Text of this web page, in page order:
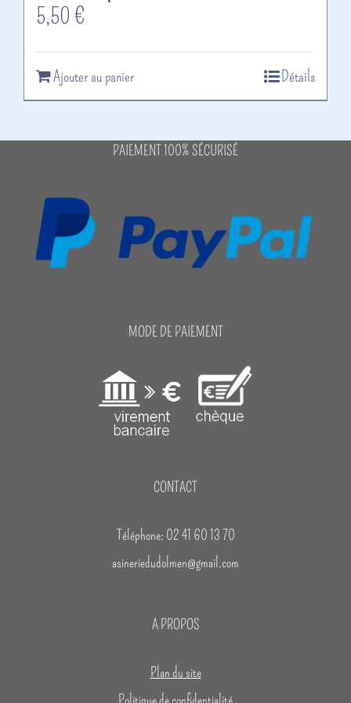
5,50 €
Ajouter au panier Détails
PAIEMENT 100% SÉCURISÉ
MODE DE PAIEMENT
CONTACT
Téléphone: 02 41 60 13 70
asineriedudolmen@gmail.com
A PROPOS
Plan du site